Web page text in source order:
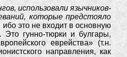
использовали язычников-
которые предстояло
это не входит в основную
Это гунно-тюрки и булгары,
еврейства» (т.н.
направления, как